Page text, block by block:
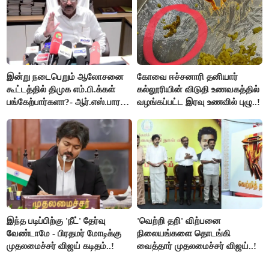
இன்று நடைபெறும் ஆலோசனை
கூட்டத்தில் திமுக எம்.பி.க்கள்
பங்கேற்பார்களா?- ஆர்.எஸ்.பாரதி
கோவை ஈச்சனாரி தனியார்
கல்லூரியின் விடுதி உணவகத்தில்
வழங்கப்பட்ட இரவு உணவில் புழு..!
இந்த படிப்பிற்கு 'நீட்' தேர்வு
வேண்டாமே - பிரதமர் மோடிக்கு
முதலமைச்சர் விஜய் கடிதம்..!
'வெற்றி தறி' விற்பனை
நிலையங்களை தொடங்கி
வைத்தார் முதலமைச்சர் விஜய்..!